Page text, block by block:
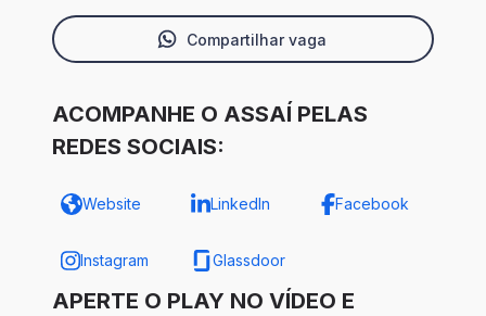
Compartilhar vaga
ACOMPANHE O ASSAÍ PELAS
REDES SOCIAIS:
Website LinkedIn Facebook
Instagram Glassdoor
APERTE O PLAY NO VÍDEO E